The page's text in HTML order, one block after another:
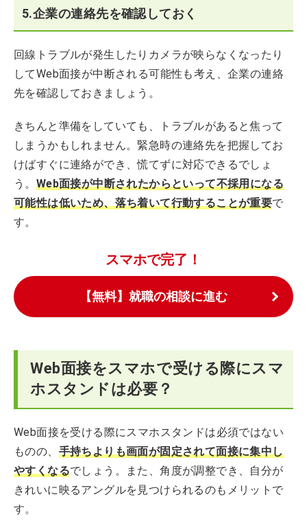
5.企業の連絡先を確認しておく
回線トラブルが発生したりカメラが映らなくなったり
してWeb面接が中断される可能性も考え、企業の連絡
先を確認しておきましょう。
きちんと準備をしていても、トラブルがあると焦って
しまうかもしれません。緊急時の連絡先を把握してお
けばすぐに連絡ができ、慌てずに対応できるでしょ
う。 Web面接が中断されたからといって不採用になる
可能性は低いため、落ち着いて行動することが重要で
す。
スマホで完了！
【無料】就職の相談に進む
Web面接をスマホで受ける際にスマ
ホスタンドは必要？
Web面接を受ける際にスマホスタンドは必須ではない
ものの、 手持ちよりも画面が固定されて面接に集中し
やすくなるでしょう。また、角度が調整でき、自分が
きれいに映るアングルを見つけられるのもメリットで
す。